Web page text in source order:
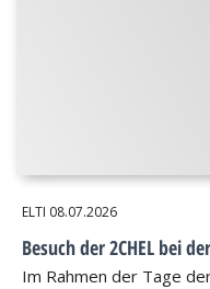
ELTI 08.07.2026
Besuch der 2CHEL bei
Im Rahmen der Tage